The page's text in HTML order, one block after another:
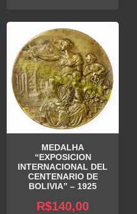
MEDALHA
“EXPOSICION
INTERNACIONAL DEL
CENTENARIO DE
BOLIVIA” – 1925
R$140,00